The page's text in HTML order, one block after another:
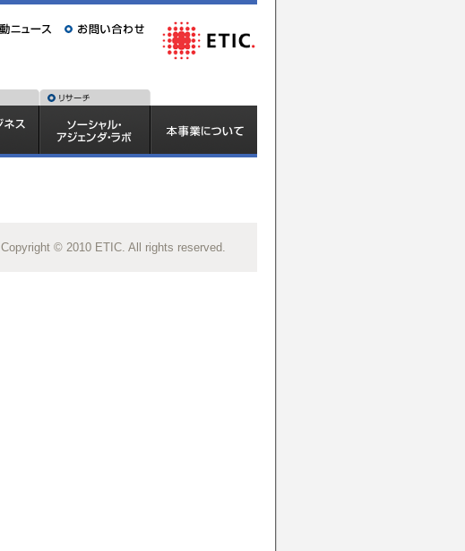
Copyright © 2010 ETIC. All rights reserved.